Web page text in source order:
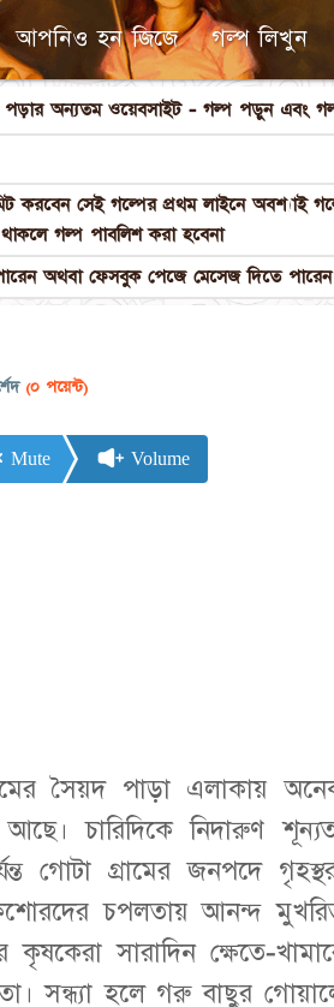
আপনিও হন জিজে গল্প লিখুন
পড়ার অন্যতম ওয়েবসাইট - গল্প পড়ুন এবং
করবেন সেই গল্পের প্রথম লাইনে
গল্প পাবলিশ করা হবেনা
অথবা ফেসবুক পেজে মেসেজ দিতে
(০ পয়েন্ট)
Mute Volume